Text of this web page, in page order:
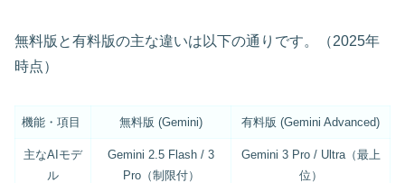
無料版と有料版の主な違いは以下の通りです。（2025年
時点）
機能・項目 無料版 (Gemini) 有料版 (Gemini Advanced)
主なAIモデ
ル
Gemini 2.5 Flash / 3
Pro（制限付）
Gemini 3 Pro / Ultra（最上
位）